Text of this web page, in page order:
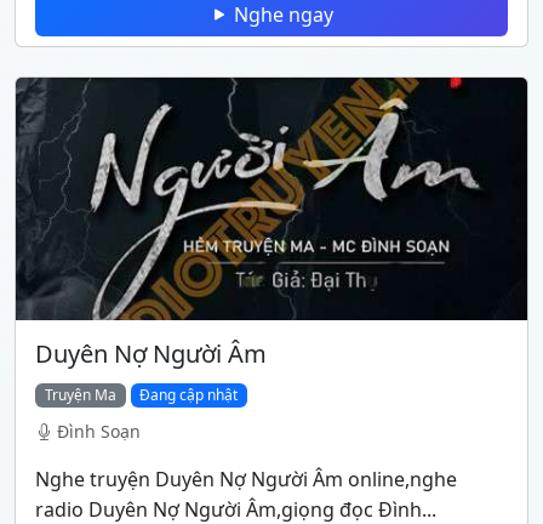
Nghe ngay
Duyên Nợ Người Âm
Truyện Ma Đang cập nhật
Đình Soạn
Nghe truyện Duyên Nợ Người Âm online,nghe
radio Duyên Nợ Người Âm,giọng đọc Đình...